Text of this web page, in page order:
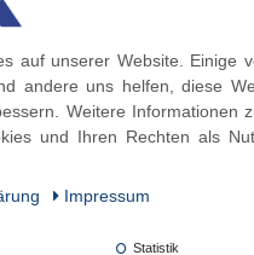
Produktion - Made in
ist von Dichtfläche
auf unserer Website. Einige
andere uns helfen, diese
Weitere Informationen
und Ihren Rechten als
Impressum
Statistik